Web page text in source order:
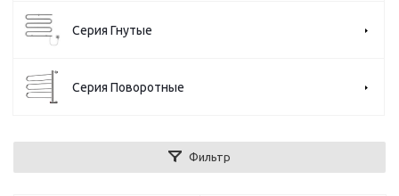
Серия Гнутые
Серия Поворотные
Фильтр